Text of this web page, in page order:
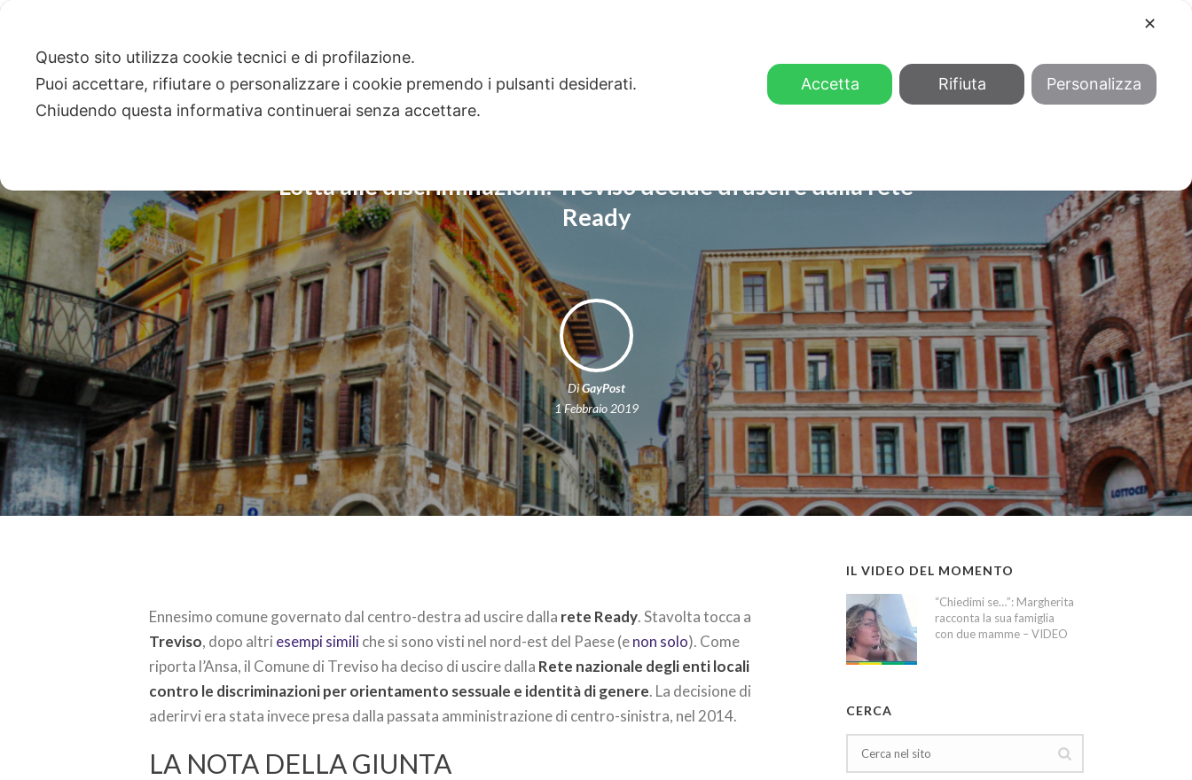
Lotta alle discriminazioni: Treviso decide di uscire dalla rete
Ready
DiGayPost
1 Febbraio 2019
Ennesimo comune governato dal centro-destra ad uscire dalla rete Ready. Stavolta tocca a
Treviso, dopo altri esempi similiche si sono visti nel nord-est del Paese (enon solo). Come
riporta l’Ansa, il Comune di Treviso ha deciso di uscire dalla Rete nazionale degli enti locali
contro le discriminazioni per orientamento sessuale e identità di genere. La decisione di
aderirvi era stata invece presa dalla passata amministrazione di centro-sinistra, nel 2014.
LA NOTA DELLA GIUNTA
IL VIDEO DEL MOMENTO
“Chiedimi se…”: Margherita
racconta la sua famiglia
con due mamme – VIDEO
CERCA
✕
Questo sito utilizza cookie tecnici e di profilazione.
Puoi accettare, rifiutare o personalizzare i cookie premendo i pulsanti desiderati.
Chiudendo questa informativa continuerai senza accettare.
Accetta Rifiuta Personalizza